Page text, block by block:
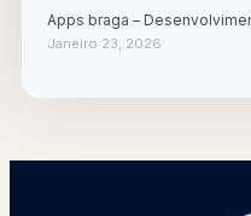
Apps braga –
Janeiro 23, 2026